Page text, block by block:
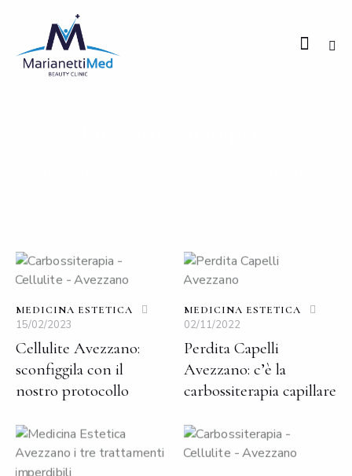
MEDICINA ESTETICA
15/02/2023
Cellulite Avezzano:
sconfiggila con il
nostro protocollo
MEDICINA ESTETICA
02/11/2022
Perdita Capelli
Avezzano: c’è la
carbossiterapia capillare